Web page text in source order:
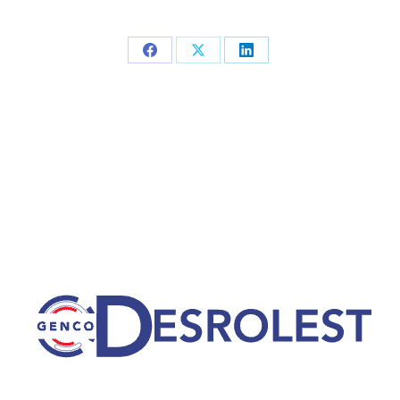
PartagerPartagerPartager